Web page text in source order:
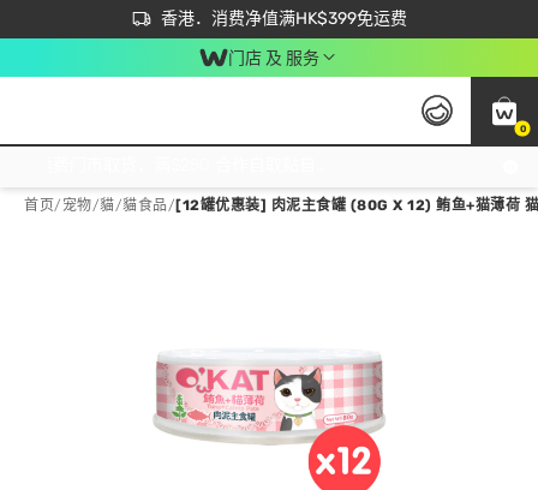
香港．消费净值满HK$399免运费
立即成为易赏钱会员尽享独家优惠
首次APP下单买满$450 输入 NEWAPP 即减$50
门店 及 服务
0
首页/ 宠物/貓/貓食品/ [12罐优惠装] 肉泥主食罐 (80G X 12) 鲔鱼+猫薄荷